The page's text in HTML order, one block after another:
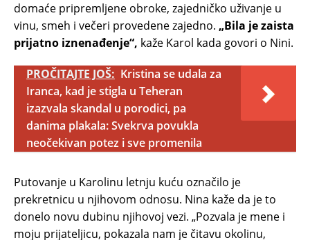
domaće pripremljene obroke, zajedničko uživanje u
vinu, smeh i večeri provedene zajedno. „Bila je zaista
prijatno iznenađenje“, kaže Karol kada govori o Nini.
PROČITAJTE JOŠ: Kristina se udala za
Iranca, kad je stigla u Teheran
izazvala skandal u porodici, pa
danima plakala: Svekrva povukla
neočekivan potez i sve promenila
Putovanje u Karolinu letnju kuću označilo je
prekretnicu u njihovom odnosu. Nina kaže da je to
donelo novu dubinu njihovoj vezi. „Pozvala je mene i
moju prijateljicu, pokazala nam je čitavu okolinu,